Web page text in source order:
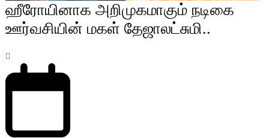
ஹீரோயினாக அறிமுகமாகும் நடிகை
ஊர்வசியின் மகள் தேஜாலட்சுமி..